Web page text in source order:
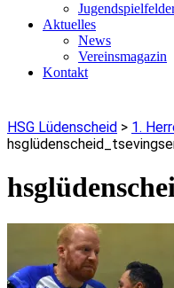
Aktuelles
News
Vereinsmagazin
Kontakt
HSG Lüdenscheid > 1.